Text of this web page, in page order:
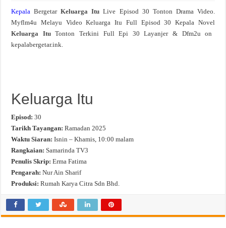
Live
30
Tonton
Drama
Video
Kepala BergetarKeluarga ItuLive Episod 30 Tonton Drama Video.
Myflm4u Melayu Video Keluarga Itu Full Episod 30 Kepala Novel
Keluarga ItuTonton Terkini Full Epi 30 Layanjer & Dfm2u on
kepalabergetar.ink.
Keluarga Itu
Episod: 30
Tarikh Tayangan: Ramadan 2025
Waktu Siaran: Isnin – Khamis, 10:00 malam
Rangkaian:Samarinda TV3
Penulis Skrip: Erma Fatima
Pengarah:Nur Ain Sharif
Produksi: Rumah Karya Citra Sdn Bhd.